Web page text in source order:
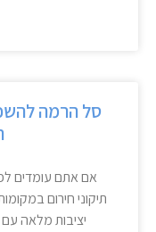
סל הרמה
אם אתם עומדים
תיקוני חירום
יציבות מלאה